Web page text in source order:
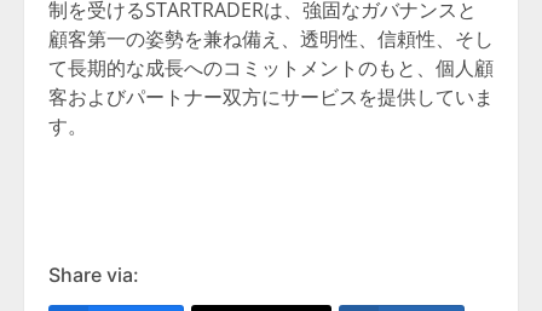
制を受けるSTARTRADERは、強固なガバナンスと
顧客第一の姿勢を兼ね備え、透明性、信頼性、そし
て長期的な成長へのコミットメントのもと、個人顧
客およびパートナー双方にサービスを提供していま
す。
Share via: